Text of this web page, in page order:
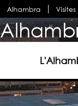
Alhambra